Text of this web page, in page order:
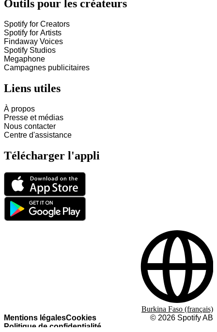
Outils pour les créateurs
Spotify for Creators
Spotify for Artists
Findaway Voices
Spotify Studios
Megaphone
Campagnes publicitaires
Liens utiles
À propos
Presse et médias
Nous contacter
Centre d'assistance
Télécharger l'appli
Mentions légalesCookies
Politique de confidentialité
© 2026 Spotify AB
Burkina Faso (français)